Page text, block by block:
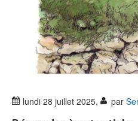
lundi 28 juillet 2025, par